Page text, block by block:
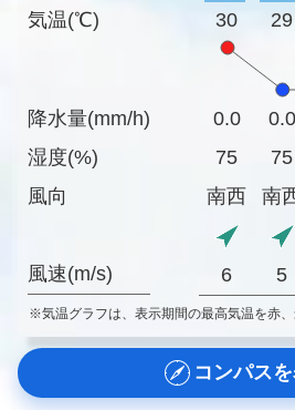
気温(℃)
降水量(mm/h)
湿度(%)
風向
風速(m/s)
30 29
0.0 0.0
75
75
南西
南
6 5
※気温グラフは、表示期間の最高気温を赤、
コンパス